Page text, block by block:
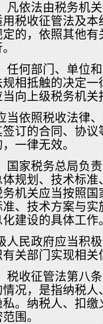
依法由税务机
税收征管法及
的，依照其他
何部门、单位
相抵触的决定
向上级税务机关
当依照税收法律
订的合同、协
一律无效。
家税务总局负
规划、技术标
机关应当按照
、技术方案与
建设的具体工作
人民政府应当积
关部门实现相关
收征管法第八
况，是指纳税
。纳税人、扣
围。